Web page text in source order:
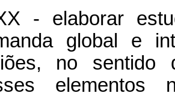
- elaborar
global e
no sentido
elementos